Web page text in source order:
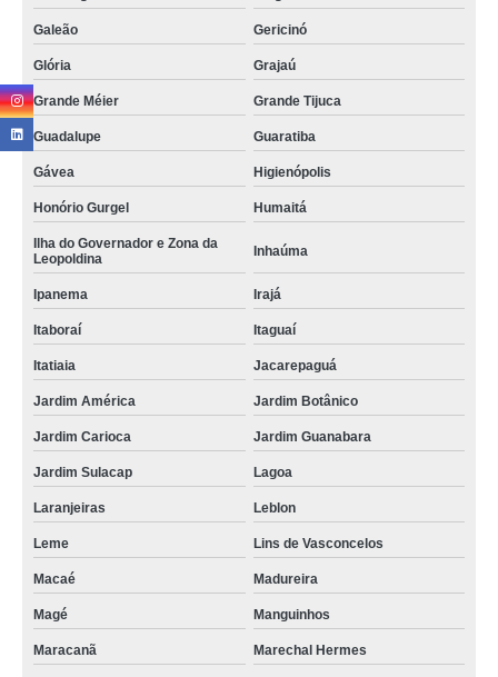
Galeão Gericinó
Glória Grajaú
Grande Méier Grande Tijuca
Guadalupe Guaratiba
Gávea Higienópolis
Honório Gurgel Humaitá
Ilha do Governador e Zona da
Leopoldina
Inhaúma
Ipanema Irajá
Itaboraí Itaguaí
Itatiaia Jacarepaguá
Jardim América Jardim Botânico
Jardim Carioca Jardim Guanabara
Jardim Sulacap Lagoa
Laranjeiras Leblon
Leme Lins de Vasconcelos
Macaé Madureira
Magé Manguinhos
Maracanã Marechal Hermes